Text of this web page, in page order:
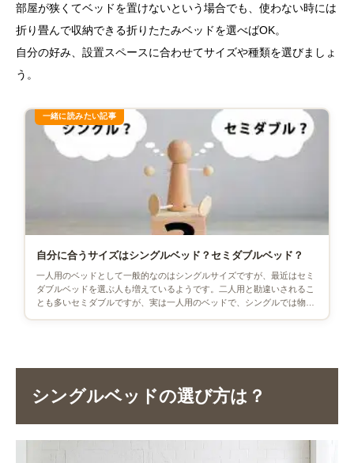
部屋が狭くてベッドを置けないという場合でも、使わない時には
折り畳んで収納できる折りたたみベッドを選べばOK。
自分の好み、設置スペースに合わせてサイズや種類を選びましょ
う。
自分に合うサイズはシングルベッド？セミダブルベッド？
一人用のベッドとして一般的なのはシングルサイズですが、最近はセミ
ダブルベッドを選ぶ人も増えているようです。二人用と勘違いされるこ
とも多いセミダブルですが、実は一人用のベッドで、シングルでは物足
シングルベッドの選び方は？